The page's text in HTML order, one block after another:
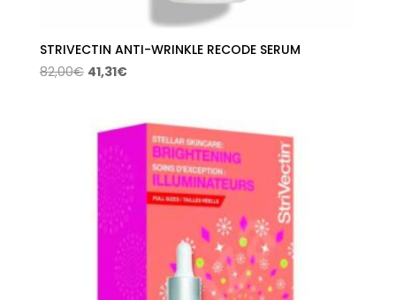
STRIVECTIN ANTI-WRINKLE RECODE SERUM
82,00€ El
era:
82,00€.
41,31€El
es:
41,31€.